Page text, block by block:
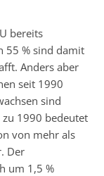
bereits
55 % sind damit
Anders aber
seit 1990
sind
zu 1990 bedeutet
von mehr als
Der
um 1,5 %